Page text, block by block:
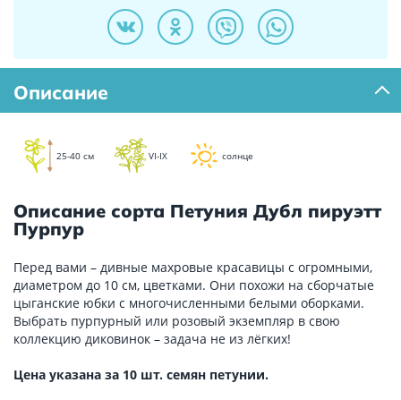
Описание
25-40 см VI-IX солнце
Описание сорта Петуния Дубл пируэтт
Пурпур
Перед вами – дивные махровые красавицы с огромными,
диаметром до 10 см, цветками. Они похожи на сборчатые
цыганские юбки с многочисленными белыми оборками.
Выбрать пурпурный или розовый экземпляр в свою
коллекцию диковинок – задача не из лёгких!
Цена указана за 10 шт. семян петунии.